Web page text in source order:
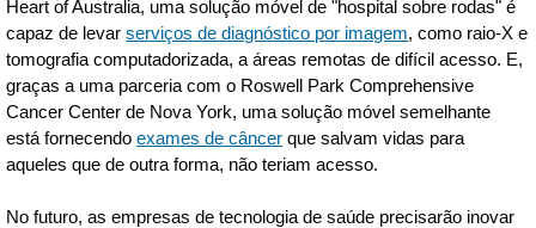
Heart of Australia, uma solução móvel de "hospital sobre rodas" é
capaz de levarserviços de diagnóstico por imagem, como raio-X e
tomografia computadorizada, a áreas remotas de difícil acesso. E,
graças a uma parceria com o Roswell Park Comprehensive
Cancer Center de Nova York, uma solução móvel semelhante
está fornecendoexames de câncer que salvam vidas para
aqueles que de outra forma, não teriam acesso.
No futuro, as empresas de tecnologia de saúde precisarão inovar